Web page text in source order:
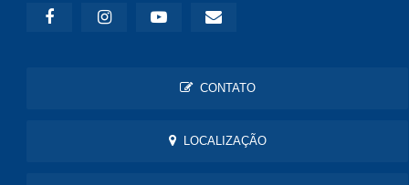
CONTATO
LOCALIZAÇÃO